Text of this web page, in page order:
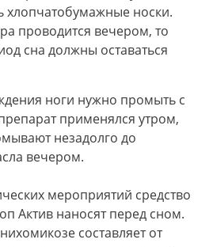
хлопчатобумажные носки.
проводится вечером, то
сна должны оставаться
ноги нужно промыть с
применялся утром,
незадолго до
вечером.
мероприятий средство
Актив наносят перед сном.
составляет от